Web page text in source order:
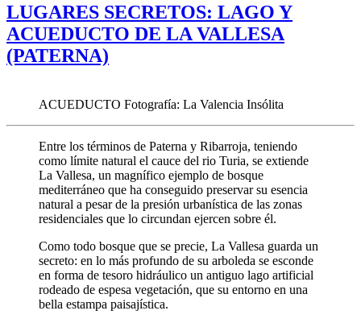
LUGARES SECRETOS: LAGO Y
ACUEDUCTO DE LA VALLESA
(PATERNA)
ACUEDUCTO Fotografía: La Valencia Insólita
Entre los términos de Paterna y Ribarroja, teniendo
como límite natural el cauce del rio Turia, se extiende
La Vallesa, un magnífico ejemplo de bosque
mediterráneo que ha conseguido preservar su esencia
natural a pesar de la presión urbanística de las zonas
residenciales que lo circundan ejercen sobre él.
Como todo bosque que se precie, La Vallesa guarda un
secreto: en lo más profundo de su arboleda se esconde
en forma de tesoro hidráulico un antiguo lago artificial
rodeado de espesa vegetación, que su entorno en una
bella estampa paisajística.